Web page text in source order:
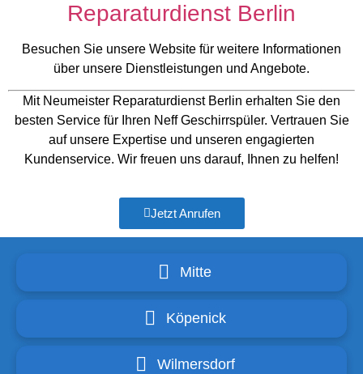
Reparaturdienst Berlin
Besuchen Sie unsere Website für weitere Informationen
über unsere Dienstleistungen und Angebote.
Mit Neumeister Reparaturdienst Berlin erhalten Sie den
besten Service für Ihren Neff Geschirrspüler. Vertrauen Sie
auf unsere Expertise und unseren engagierten
Kundenservice. Wir freuen uns darauf, Ihnen zu helfen!
Jetzt Anrufen
Mitte
Köpenick
Wilmersdorf